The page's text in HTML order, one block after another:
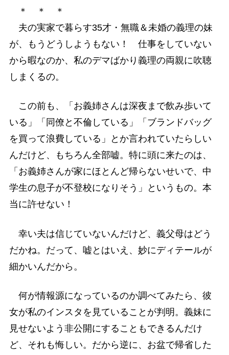
＊ ＊ ＊
夫の実家で暮らす35才・無職＆未婚の義理の妹
が、もうどうしようもない！ 仕事をしていない
から暇なのか、私のデマばかり義理の両親に吹聴
しまくるの。
この前も、「お義姉さんは深夜まで飲み歩いて
いる」「同僚と不倫している」「ブランドバッグ
を買って浪費している」とか言われていたらしい
んだけど、もちろん全部嘘。特に頭に来たのは、
「お義姉さんが家にほとんど帰らないせいで、中
学生の息子が不登校になりそう」というもの。本
当に許せない！
幸い夫は信じていないんだけど、義父母はどう
だかね。だって、嘘とはいえ、妙にディテールが
細かいんだから。
何が情報源になっているのか調べてみたら、彼
女が私のインスタを見ていることが判明。義妹に
見せないよう非公開にすることもできるんだけ
ど、それも悔しい。だから逆に、お盆で帰省した